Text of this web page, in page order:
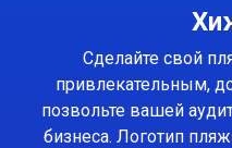
Сделайте свой
привлекательным,
позвольте вашей
бизнеса. Логотип